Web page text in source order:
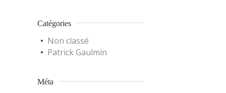
Catégories
Non classé
Patrick Gaulmin
Méta